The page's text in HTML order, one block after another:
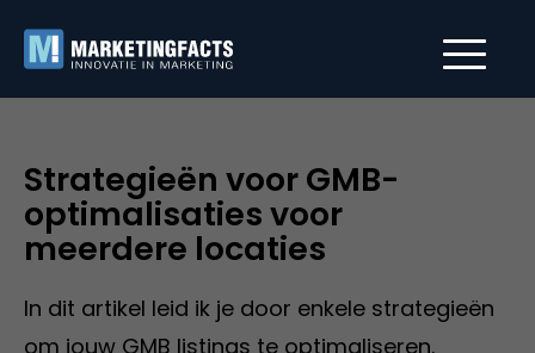
Strategieën voor GMB-
optimalisaties voor
meerdere locaties
In dit artikel leid ik je door enkele strategieën
om jouw GMB listings te optimaliseren.